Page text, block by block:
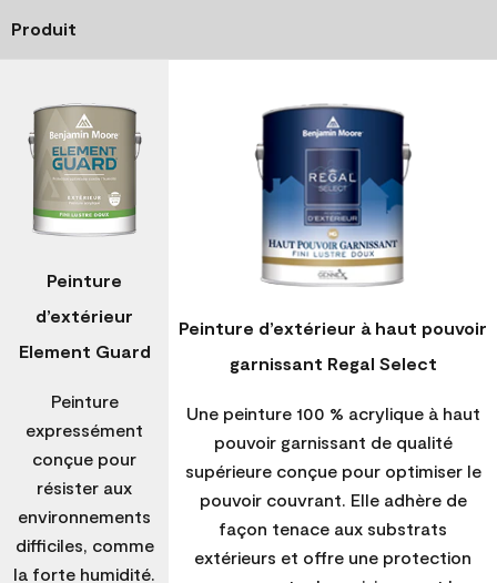
Produit
Peinture
d’extérieur
Element Guard
Peinture
expressément
conçue pour
résister aux
environnements
difficiles, comme
la forte humidité.
Peinture d’extérieur à haut pouvoir
garnissant Regal Select
Une peinture 100 % acrylique à haut
pouvoir garnissant de qualité
supérieure conçue pour optimiser le
pouvoir couvrant. Elle adhère de
façon tenace aux substrats
extérieurs et offre une protection